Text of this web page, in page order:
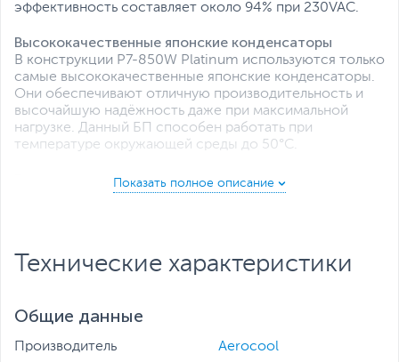
эффективность составляет около 94% при 230VAC.
Высококачественные японские конденсаторы
В конструкции P7-850W Platinum используются только
самые высококачественные японские конденсаторы.
Они обеспечивают отличную производительность и
высочайшую надёжность даже при максимальной
нагрузке. Данный БП способен работать при
температуре окружающей среды до 50°C.
Беззвучная работа
Вентилятор на БП начинает вращаться только когда
до достижения нагрузки в 80% вентилятор вращается
подшипником)
Технические характеристики
Общие данные
Производитель Aerocool